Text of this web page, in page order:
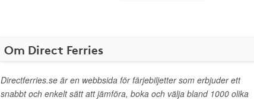
Om Direct Ferries
Directferries.se är en webbsida för färjebiljetter som erbjuder ett
snabbt och enkelt sätt att jämföra, boka och välja bland 1000 olika